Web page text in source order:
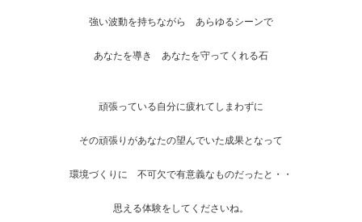
強い波動を持ちながら あらゆるシーンで
あなたを導き あなたを守ってくれる石
頑張っている自分に疲れてしまわずに
その頑張りがあなたの望んでいた成果となって
環境づくりに 不可欠で有意義なものだったと・・
思える体験をしてくださいね。